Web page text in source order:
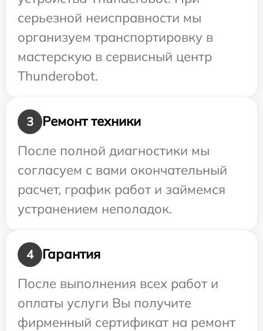
серьезной неисправности мы
организуем транспортировку в
мастерскую в сервисный центр
Thunderobot.
3
Ремонт техники
После полной диагностики мы
согласуем с вами окончательный
расчет, график работ и займемся
устранением неполадок.
4
Гарантия
После выполнения всех работ и
оплаты услуги Вы получите
фирменный сертификат на ремонт